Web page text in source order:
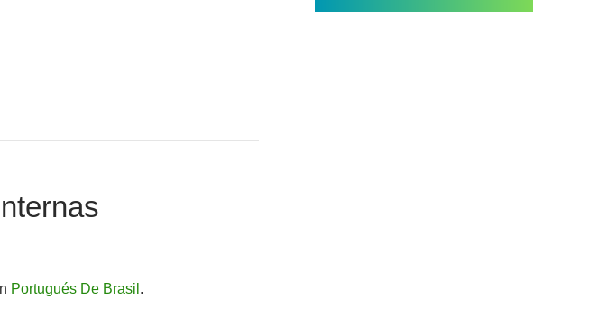
Portugués De Brasil .